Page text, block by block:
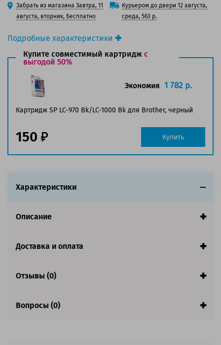
Подробные характеристики
Производитель принтера:Brother
Производитель:Brother
Вид товара:
Оригинальность:
Оригинальный
Черный
Ресурс:350 страниц формата А4 при 5%
Страна:
Китай
100 баллов
125 баллов
Забрать из магазина Завтра, 11
августа, вторник, Бесплатно
Курьером до двери 12 августа,
среда, 563 р.
Купите совместимый картридж с
выгодой 50%
Картридж SP LC-970 Bk/LC-1000 Bk для Brother, черный
Экономия 1 782 р.
150 Купить
Характеристики
Описание
Доставка и оплата
Отзывы (0)
Вопросы (0)